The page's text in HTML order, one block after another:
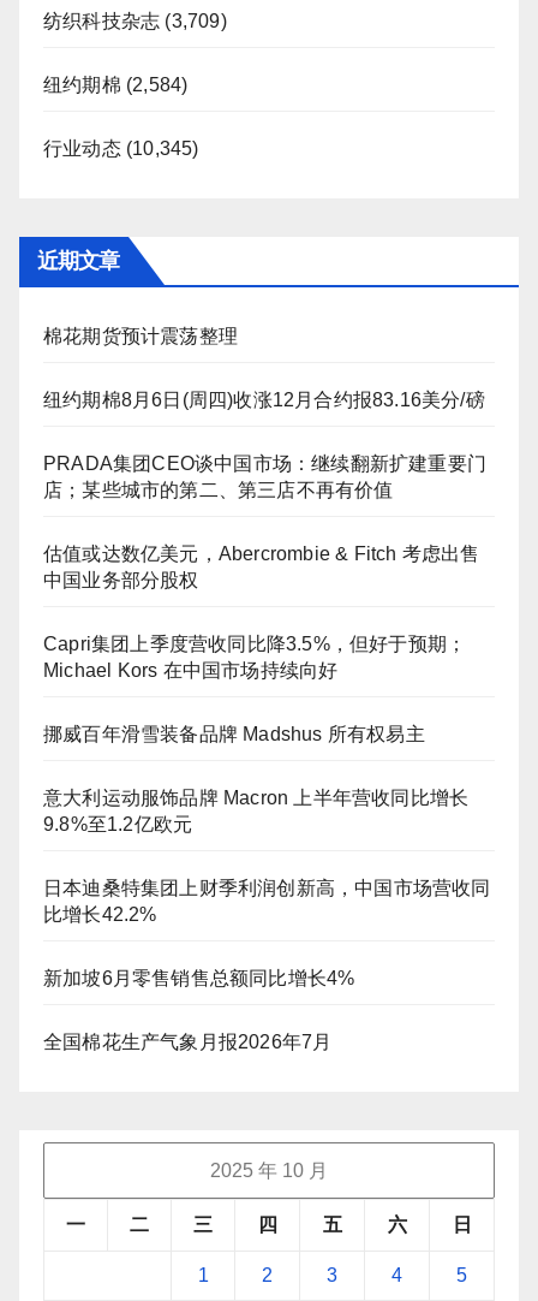
纺织科技杂志 (3,709)
纽约期棉 (2,584)
行业动态(10,345)
近期文章
棉花期货预计震荡整理
纽约期棉8月6日(周四)收涨12月合约报83.16美分/磅
PRADA集团CEO谈中国市场：继续翻新扩建重要门
店；某些城市的第二、第三店不再有价值
估值或达数亿美元，Abercrombie & Fitch 考虑出售
中国业务部分股权
Capri集团上季度营收同比降3.5%，但好于预期；
Michael Kors 在中国市场持续向好
挪威百年滑雪装备品牌 Madshus 所有权易主
意大利运动服饰品牌 Macron 上半年营收同比增长
9.8%至1.2亿欧元
日本迪桑特集团上财季利润创新高，中国市场营收同
比增长42.2%
新加坡6月零售销售总额同比增长4%
全国棉花生产气象月报2026年7月
2025 年 10 月
一 二 三 四 五 六 日
1 2 3 4 5